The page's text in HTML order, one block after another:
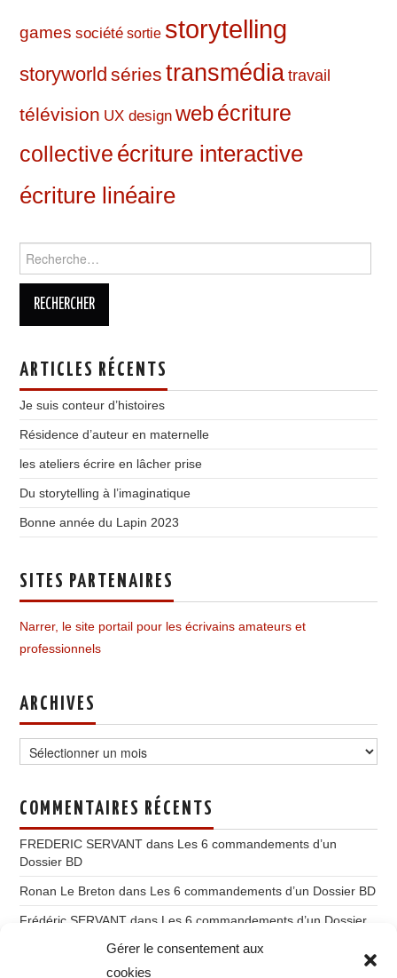
Gérer le consentement aux
cookies
games société sortie storytelling
storyworld séries transmédia travail
télévision UX design webécriture
collective écriture interactive
écriture linéaire
Rechercher :
ARTICLES RÉCENTS
Je suis conteur d’histoires
Résidence d’auteur en maternelle
les ateliers écrire en lâcher prise
Du storytelling à l’imaginatique
Bonne année du Lapin 2023
SITES PARTENAIRES
Narrer, le site portail pour les écrivains amateurs et
professionnels
ARCHIVES
COMMENTAIRES RÉCENTS
FREDERIC SERVANT dans Les 6 commandements d’un
Dossier BD
Ronan Le Breton dans Les 6 commandements d’un Dossier BD
Frédéric SERVANT dans Les 6 commandements d’un Dossier
Ronan Le BretondansDu storytelling à l’imaginatique